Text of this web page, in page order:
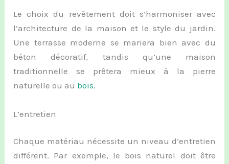
Le choix du revêtement doit s’harmoniser avec
l’architecture de la maison et le style du jardin.
Une terrasse moderne se mariera bien avec du
béton décoratif, tandis qu’une maison
traditionnelle se prêtera mieux à la pierre
naturelle ou au bois.
L’entretien
Chaque matériau nécessite un niveau d’entretien
différent. Par exemple, le bois naturel doit être